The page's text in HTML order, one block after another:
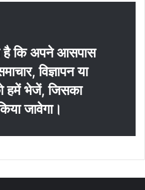
है कि अपने आसपास
विज्ञापन या
हमें भेजें, जिसका
जावेगा।